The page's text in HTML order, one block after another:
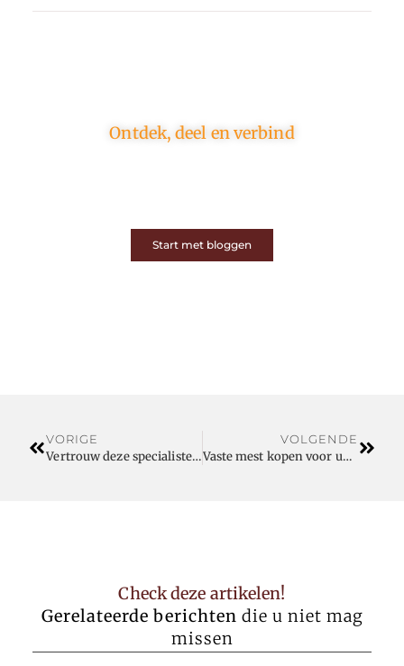
Ontdek, deel en verbind
Start met bloggen
VORIGE
Vertrouw deze specialisten om uw luchtdichtheid op deskundige wijze te meten
VOLGENDE
Vaste mest kopen voor uw landbouwgrond
Check deze artikelen!
Gerelateerde berichten die u niet mag
missen